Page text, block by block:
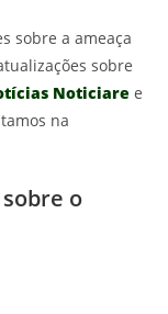
sobre a ameaça
sobre
Noticiare e
na
o